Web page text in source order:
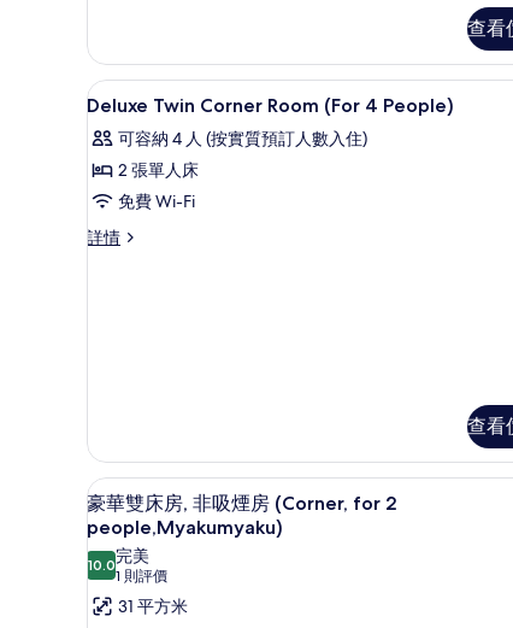
3)
的
相
片
詳煙
房
(Premium
Floor)
的
相
片
房,
非
吸
房
(Premium
Floor)
詳
情
查看
載
入
所
有
Deluxe
Twin
相
片
羽絨被、房內夾萬、書桌
1
Deluxe Twin Corner Room (For 4 People)
可容納 4 人 (按實質預訂人數入住)
2 張單人床
免費 Wi-Fi
詳情
Deluxe
查看
載
入
所
有
豪
豪華雙床房, 非吸煙房
12
豪華雙床房, 非吸煙房 (Corner, for 2
people,Myakumyaku)
10.010.0 分，滿分 10 分
完美
1 則評價
(1
則
31 平方米